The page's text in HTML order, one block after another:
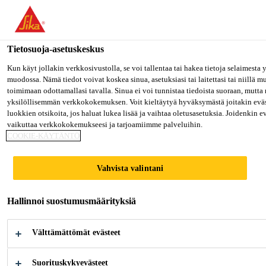
Olet menossa "Sika Finland", näyttää, että olet "Yhdysvallat".
oman maasi sivulle.
MENE SIKA USA
Sika Finland
Sikafloor®-410
1-KOMPONENTTINEN ELASTINEN
sisältävä, UV:n kestävä, värillinen, ilmankosteuden
vaikutuksesta kovettuva 1-komponenttinen
mattapintainen polyuretaanilakka.
Tietosuoja-asetuskeskus
Kun käyt jollakin verkkosivustolla, se voi tallentaa tai hakea tietoja selaimesta
muodossa. Nämä tiedot voivat koskea sinua, asetuksiasi tai laitettasi tai niillä
toimimaan odottamallasi tavalla. Sinua ei voi tunnistaa tiedoista suoraan,
yksilöllisemmän verkkokokemuksen. Voit kieltäytyä hyväksymästä joitakin
luokkien otsikoita, jos haluat lukea lisää ja vaihtaa oletusasetuksia. Joidenkin
vaikuttaa verkkokokemukseesi ja tarjoamiimme palveluihin.
COOKIE-KÄYTÄNTÖ
Vahvista valintani
Hallinnoi suostumusmäärityksiä
Välttämättömät evästeet
Suorituskykyevästeet